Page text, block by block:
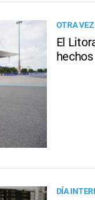
OTRA
El
hechos
DÍA